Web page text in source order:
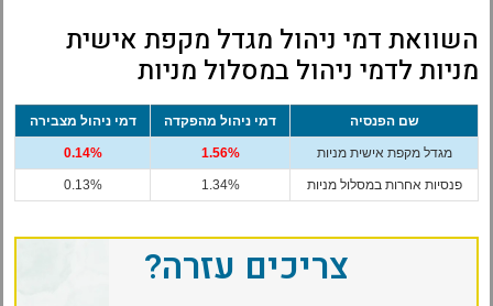
השוואת דמי ניהול מגדל מקפת אישית
מניות לדמי ניהול במסלול מניות
שם הפנסיה דמי ניהול מהפקדה דמי ניהול מצבירה
מגדל מקפת אישית מניות 1.56%
0.14%
פנסיות אחרות במסלול מניות 1.34%
0.13%
צריכים עזרה?